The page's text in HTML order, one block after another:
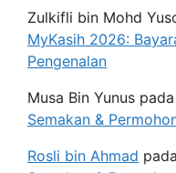
Zulkifli bin Mohd
MyKasih 2026:
Pengenalan
Musa Bin Yunus pada
Semakan &
Rosli bin Ahmad pada